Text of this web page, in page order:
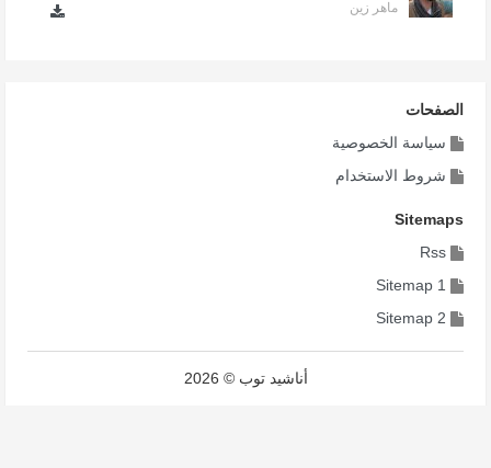
ماهر زين
الصفحات
سياسة الخصوصية
شروط الاستخدام
Sitemaps
Rss
Sitemap 1
Sitemap 2
أناشيد توب © 2026